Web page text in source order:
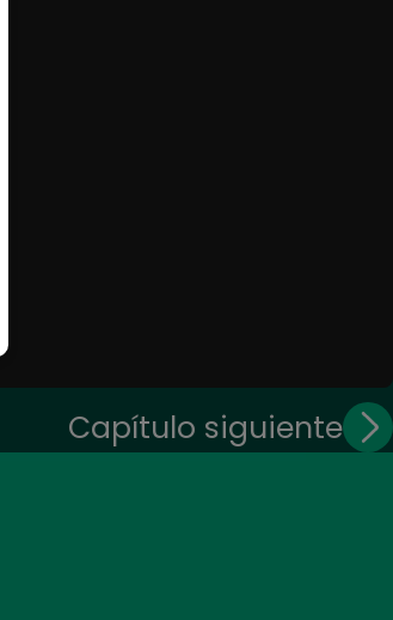
Capítulo siguiente